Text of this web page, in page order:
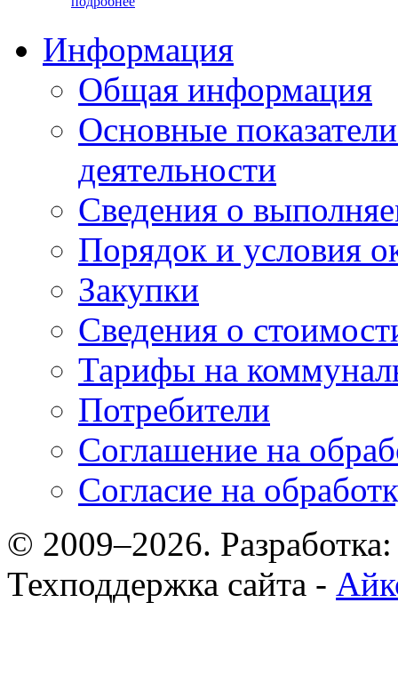
Информация
Общая информация
Основные
деятельности
Сведения о
Порядок и условия
Закупки
Сведения о
Тарифы на
Потребители
Соглашение на
Согласие на
© 2009–2026.
Техподдержка сайта -